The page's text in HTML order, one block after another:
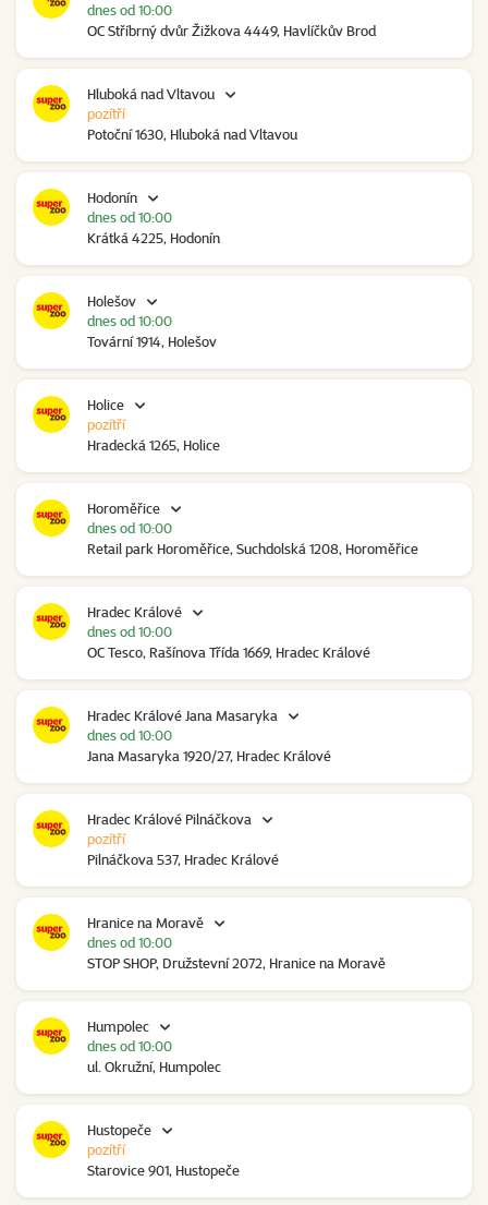
OC Stříbrný dvůr Žižkova 4449, Havlíčkův Brod
dnes od 10:00
Hluboká nad Vltavou
Potoční 1630, Hluboká nad Vltavou
pozítří
Hodonín
Krátká 4225, Hodonín
dnes od 10:00
Holešov
Tovární 1914, Holešov
dnes od 10:00
Holice
Hradecká 1265, Holice
pozítří
Horoměřice
Retail park Horoměřice, Suchdolská 1208, Horoměřice
dnes od 10:00
Hradec Králové
OC Tesco, Rašínova Třída 1669, Hradec Králové
dnes od 10:00
Hradec Králové Jana Masaryka
Jana Masaryka 1920/27, Hradec Králové
dnes od 10:00
Hradec Králové Pilnáčkova
Pilnáčkova 537, Hradec Králové
pozítří
Hranice na Moravě
STOP SHOP, Družstevní 2072, Hranice na Moravě
dnes od 10:00
Humpolec
ul. Okružní, Humpolec
dnes od 10:00
Hustopeče
Starovice 901, Hustopeče
pozítří